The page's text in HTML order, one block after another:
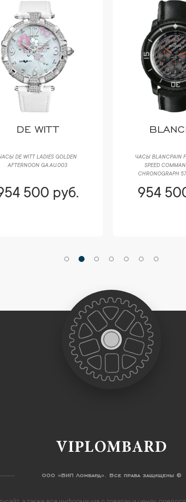
DE WITT
DE WITT LADIES GOLDEN
AFTERNOON GA.AU.003
500 руб.
ЧАСЫ BLANCPAIN
SPEED
CHRONOGRAPH
954
VIPLOMBARD
ООО «ВИП Ломбард». Все права защищены ©